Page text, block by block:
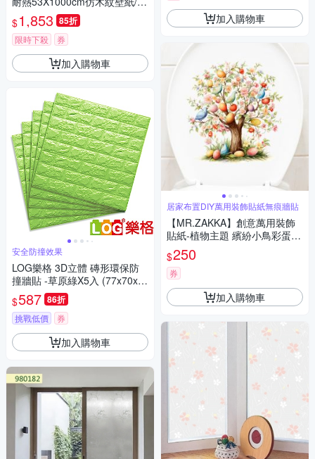
貼3捲
$1,853 85折
限時下殺 券
加入購物車
安全防撞效果
LOG樂格 3D立體 磚形環保防
撞牆貼 -草原綠X5入 (77x70x厚
0.7cm)
$587 86折
挑戰低價 券
加入購物車
加入購物車
居家布置DIY萬用裝飾貼紙無痕牆貼
【MR.ZAKKA】創意萬用裝飾
貼紙-植物主題 繽紛小鳥彩蛋花
樹 居家節慶布置 DIY可移式壁
貼 無痕壁貼 牆貼
$250
券
加入購物車